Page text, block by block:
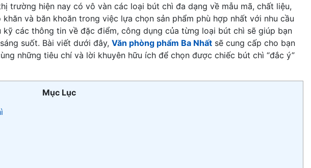
trường hiện nay có vô vàn các loại bút chì đa dạng về mẫu mã, chất liệu,
và băn khoăn trong việc lựa chọn sản phẩm phù hợp nhất với nhu cầu
kỹ các thông tin về đặc điểm, công dụng của từng loại bút chì sẽ giúp bạn
suốt. Bài viết dưới đây, Văn phòng phẩm Ba Nhấtsẽ cung cấp cho bạn
những tiêu chí và lời khuyên hữu ích để chọn được chiếc bút chì “đắc ý”
Mục Lục